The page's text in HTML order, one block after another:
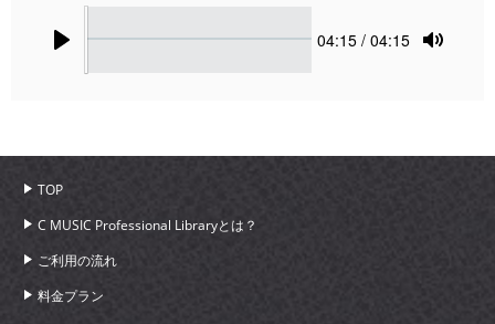
Current
04:15 / 04:15
TOP
C MUSIC Professional Libraryとは？
ご利用の流れ
料金プラン